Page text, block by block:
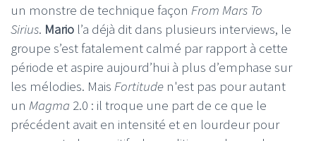
un monstre de technique façon From Mars To
Sirius. Mario l’a déjà dit dans plusieurs interviews, le
groupe s’est fatalement calmé par rapport à cette
période et aspire aujourd’hui à plus d’emphase sur
les mélodies. Mais Fortitude n'est pas pour autant
un Magma 2.0 : il troque une part de ce que le
précédent avait en intensité et en lourdeur pour